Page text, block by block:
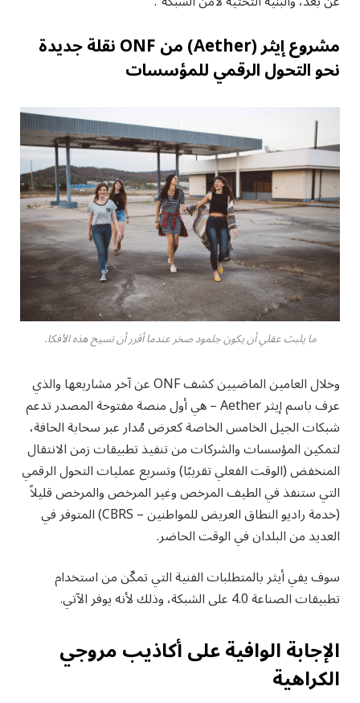
مشروع إيثر (Aether) من ONF نقلة جديدة
نحو التحول الرقمي للمؤسسات
ما يلبث عقلي أن يكون جلمود صخر عندما أقرر أن تسيح هذه الأفكا.
وخلال العامين الماضيين كشف ONF عن آخر مشاريعها والذي
عرف باسم إيثر Aether – هي أول منصة مفتوحة المصدر تدعم
شبكات الجيل الخامس الخاصة كعرض مُدار عبر سحابة الحافة،
لتمكين المؤسسات والشركات من تنفيذ تطبيقات زمن الانتقال
المنخفض (الوقت الفعلي تقريبًا) وتسريع عمليات التحول الرقمي
التي ستنفذ في الطيف المرخص وغير المرخص والمرخص قليلاً
(خدمة راديو النطاق العريض للمواطنين – CBRS) المتوفر في
العديد من البلدان في الوقت الحاضر.
سوف يفي أيثر بالمتطلبات الفنية التي تمكّن من استخدام
تطبيقات الصناعة 4.0 على الشبكة، وذلك لأنه يوفر الآتي.
الإجابة الوافية على أكاذيب مروجي
الكراهية